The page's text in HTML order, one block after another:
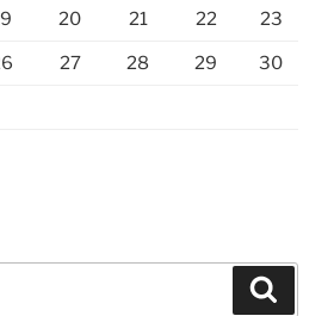
20 21 22 23
27 28 29 30